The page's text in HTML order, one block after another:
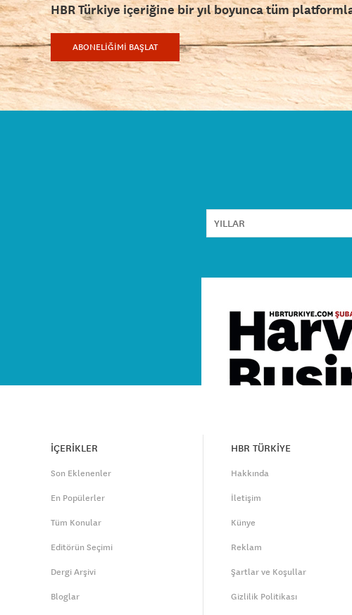
HBR Türkiye içeriğine bir yıl boyunca tüm
ABONELİĞİMİ BAŞLAT
İÇERİKLER
Son Eklenenler
En Popülerler
Tüm Konular
Editörün Seçimi
Dergi Arşivi
Bloglar
HBR TÜRKİYE
Hakkında
İletişim
Künye
Reklam
Şartlar ve Koşullar
Gizlilik Politikası